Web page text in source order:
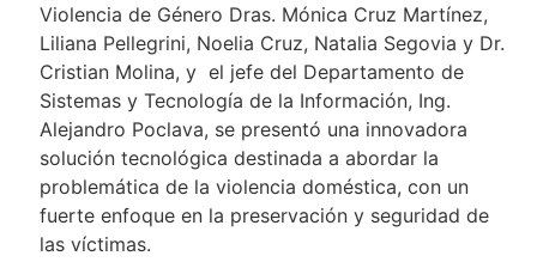
Violencia de Género Dras. Mónica Cruz Martínez,
Liliana Pellegrini, Noelia Cruz, Natalia Segovia y Dr.
Cristian Molina, y el jefe del Departamento de
Sistemas y Tecnología de la Información, Ing.
Alejandro Poclava, se presentó una innovadora
solución tecnológica destinada a abordar la
problemática de la violencia doméstica, con un
fuerte enfoque en la preservación y seguridad de
las víctimas.